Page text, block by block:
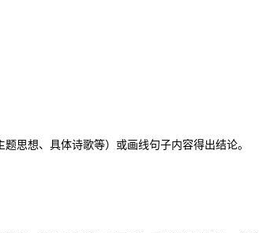
思想、具体诗歌等）或画线句子内容得出结论。